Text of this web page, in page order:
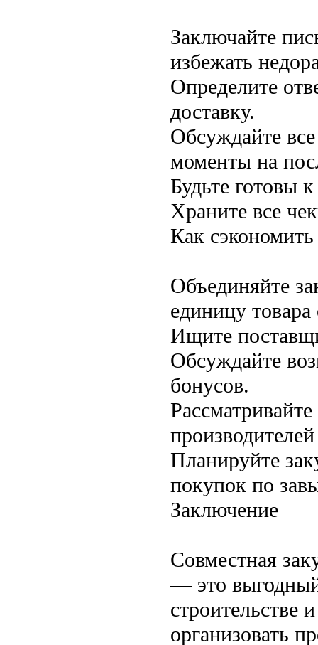
Заключайте
избежать
Определите
доставку.
Обсуждайте
моменты на
Будьте готовы
Храните все
Как
Объединяйте
единицу
Ищите
Обсуждайте
бонусов.
Планируйте
покупок по
Заключение
Совместная
— это
строительстве
организовать